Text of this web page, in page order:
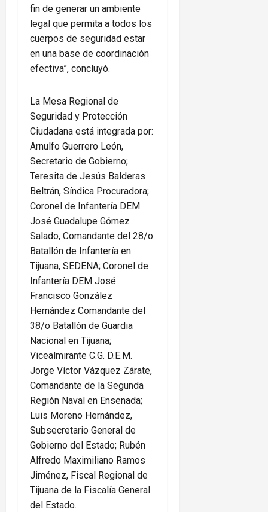
fin de generar un ambiente
legal que permita a todos los
cuerpos de seguridad estar
en una base de coordinación
efectiva”, concluyó.
La Mesa Regional de
Seguridad y Protección
Ciudadana está integrada por:
Arnulfo Guerrero León,
Secretario de Gobierno;
Teresita de Jesús Balderas
Beltrán, Síndica Procuradora;
Coronel de Infantería DEM
José Guadalupe Gómez
Salado, Comandante del 28/o
Batallón de Infantería en
Tijuana, SEDENA; Coronel de
Infantería DEM José
Francisco González
Hernández Comandante del
38/o Batallón de Guardia
Nacional en Tijuana;
Vicealmirante C.G. D.E.M.
Jorge Víctor Vázquez Zárate,
Comandante de la Segunda
Región Naval en Ensenada;
Luis Moreno Hernández,
Subsecretario General de
Gobierno del Estado; Rubén
Alfredo Maximiliano Ramos
Jiménez, Fiscal Regional de
Tijuana de la Fiscalía General
del Estado.